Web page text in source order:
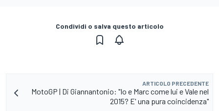
Condividi o salva questo articolo
ARTICOLO PRECEDENTE
MotoGP | Di Giannantonio: "Io e Marc come lui e Vale nel
2015? E' una pura coincidenza"